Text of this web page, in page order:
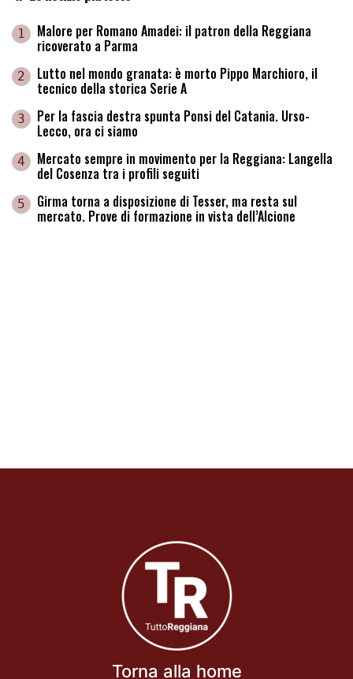
Malore per Romano Amadei: il patron della Reggiana
ricoverato a Parma
Lutto nel mondo granata: è morto Pippo Marchioro, il
tecnico della storica Serie A
Per la fascia destra spunta Ponsi del Catania. Urso-
Lecco, ora ci siamo
Mercato sempre in movimento per la Reggiana: Langella